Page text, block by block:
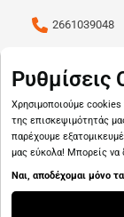
2661039048
Προβολή χάρτη
Ρυθμίσεις
Χρησιμοποιούμε cookies
της επισκεψιμότητάς
παρέχουμε
μας εύκολα! Μπορείς να
Ναι, αποδέχομαι μόνο